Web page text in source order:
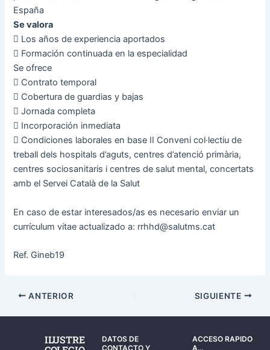
España
Se valora
 Los años de experiencia aportados
 Formación continuada en la especialidad
Se ofrece
 Contrato temporal
 Cobertura de guardias y bajas
 Jornada completa
 Incorporación inmediata
 Condiciones laborales en base II Conveni col·lectiu de
treball dels hospitals d’aguts, centres d’atenció primària,
centres sociosanitaris i centres de salut mental, concertats
amb el Servei Català de la Salut
En caso de estar interesados/as es necesario enviar un
currículum vitae actualizado a: rrhhd@salutms.cat
Ref. Gineb19
ANTERIOR SIGUIENTE
ILUSTRE
DATOS DE
CONTACTO Y
ACCESO RAPIDO
A...